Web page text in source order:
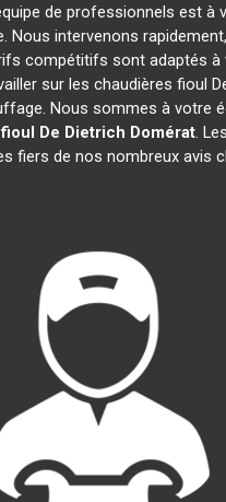
de professionnels est à
Nous intervenons
compétitifs sont adaptés
sur les chaudières fioul
Nous sommes à
De Dietrich Domérat.
fiers de nos nombreux avis